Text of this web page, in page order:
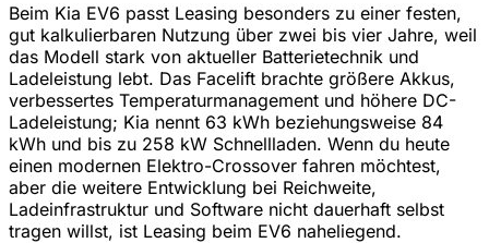
Beim Kia EV6 passt Leasing besonders zu einer festen,
gut kalkulierbaren Nutzung über zwei bis vier Jahre, weil
das Modell stark von aktueller Batterietechnik und
Ladeleistung lebt. Das Facelift brachte größere Akkus,
verbessertes Temperaturmanagement und höhere DC-
Ladeleistung; Kia nennt 63 kWh beziehungsweise 84
kWh und bis zu 258 kW Schnellladen. Wenn du heute
einen modernen Elektro-Crossover fahren möchtest,
aber die weitere Entwicklung bei Reichweite,
Ladeinfrastruktur und Software nicht dauerhaft selbst
tragen willst, ist Leasing beim EV6 naheliegend.